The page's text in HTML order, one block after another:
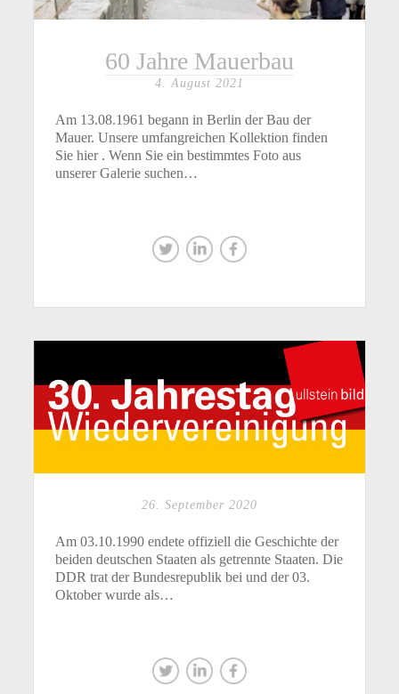
60 Jahre Mauerbau
4. August 2021
Am 13.08.1961 begann in Berlin der Bau der
Mauer. Unsere umfangreichen Kollektion finden
Sie hier . Wenn Sie ein bestimmtes Foto aus
unserer Galerie suchen…
26. September 2020
Am 03.10.1990 endete offiziell die Geschichte der
beiden deutschen Staaten als getrennte Staaten. Die
DDR trat der Bundesrepublik bei und der 03.
Oktober wurde als…